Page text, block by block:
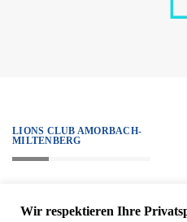
LIONS CLUB AMORBACH-
MILTENBERG
sind diesem Ziel verpflichtet.
Wir respektieren Ihre